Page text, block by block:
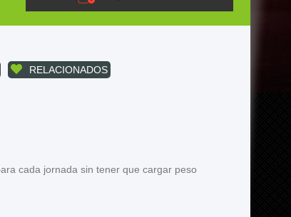
RELACIONADOS
cada jornada sin tener que cargar peso